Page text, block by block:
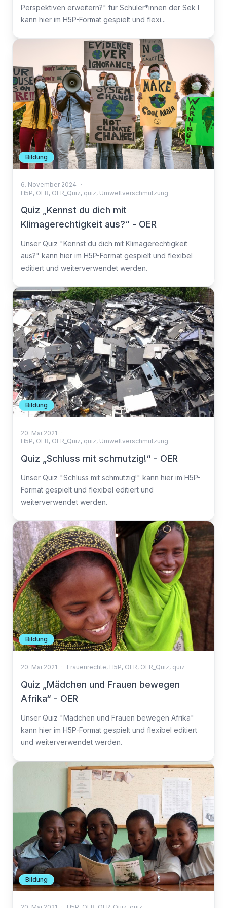
Perspektiven erweitern?" für Schüler*innen der Sek I
kann hier im H5P-Format gespielt und flexi...
Bildung
6. November 2024
·
H5P, OER, OER_Quiz, quiz, Umweltverschmutzung
Quiz „Kennst du dich mit
Klimagerechtigkeit aus?“ - OER
Unser Quiz "Kennst du dich mit Klimagerechtigkeit
aus?" kann hier im H5P-Format gespielt und flexibel
editiert und weiterverwendet werden.
Bildung
20. Mai 2021
·
H5P, OER, OER_Quiz, quiz, Umweltverschmutzung
Quiz „Schluss mit schmutzig!“ - OER
Unser Quiz "Schluss mit schmutzig!" kann hier im H5P-
Format gespielt und flexibel editiert und
weiterverwendet werden.
Bildung
20. Mai 2021 · Frauenrechte, H5P, OER, OER_Quiz, quiz
Quiz „Mädchen und Frauen bewegen
Afrika“ - OER
Unser Quiz "Mädchen und Frauen bewegen Afrika"
kann hier im H5P-Format gespielt und flexibel editiert
und weiterverwendet werden.
Bildung